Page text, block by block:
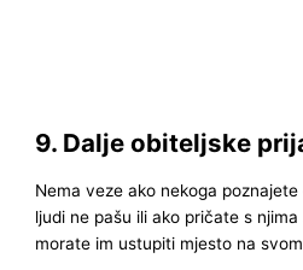
9. Dalje obiteljske
Nema veze ako nekoga
ljudi ne pašu ili ako pričate s
morate im ustupiti mjesto na